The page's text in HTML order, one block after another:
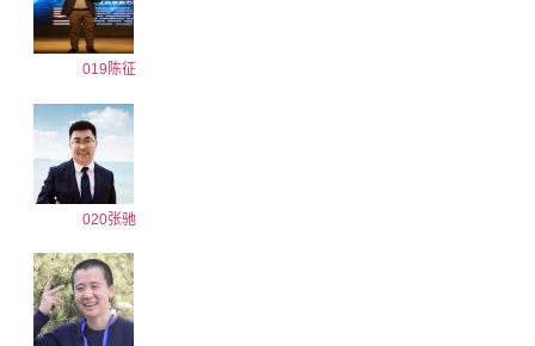
019陈征
020张驰